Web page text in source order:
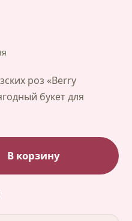
роз «Berry
букет для
В корзину